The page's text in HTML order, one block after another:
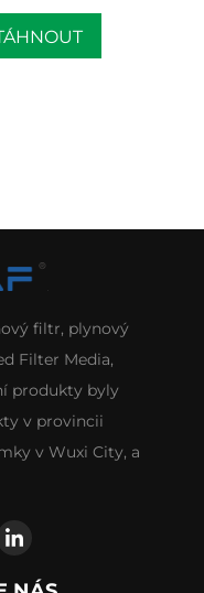
filtr, plynový
Filter Media,
produkty byly
v provincii
v Wuxi City, a